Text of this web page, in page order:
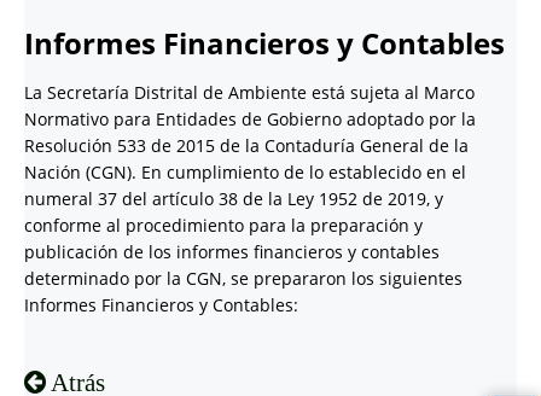
Informes Financieros y Contables
La Secretaría Distrital de Ambiente está sujeta al Marco
Normativo para Entidades de Gobierno adoptado por la
Resolución 533 de 2015 de la Contaduría General de la
Nación (CGN). En cumplimiento de lo establecido en el
numeral 37 del artículo 38 de la Ley 1952 de 2019, y
conforme al procedimiento para la preparación y
publicación de los informes financieros y contables
determinado por la CGN, se prepararon los siguientes
Informes Financieros y Contables:
Atrás